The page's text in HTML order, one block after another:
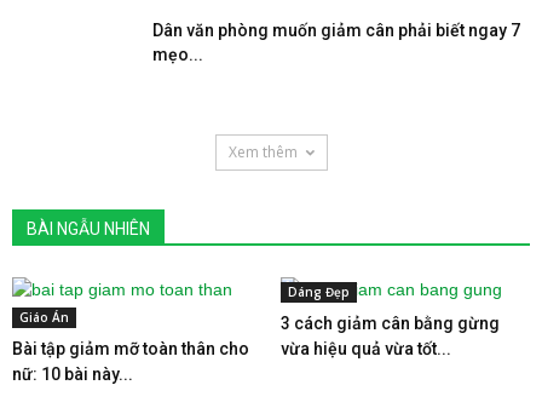
Dân văn phòng muốn giảm cân phải biết ngay 7
mẹo...
Xem thêm
BÀI NGẪU NHIÊN
Giáo Án
Bài tập giảm mỡ toàn thân cho
nữ: 10 bài này...
Dáng Đẹp
3 cách giảm cân bằng gừng
vừa hiệu quả vừa tốt...